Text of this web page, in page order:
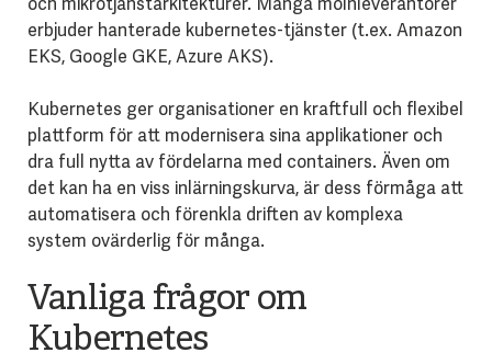
erbjuder hanterade kubernetes-tjänster (t.ex. Amazon
EKS, Google GKE, Azure AKS).
Kubernetes ger organisationer en kraftfull och flexibel
plattform för att modernisera sina applikationer och
dra full nytta av fördelarna med containers. Även om
det kan ha en viss inlärningskurva, är dess förmåga att
automatisera och förenkla driften av komplexa
system ovärderlig för många.
Vanliga frågor om
Kubernetes